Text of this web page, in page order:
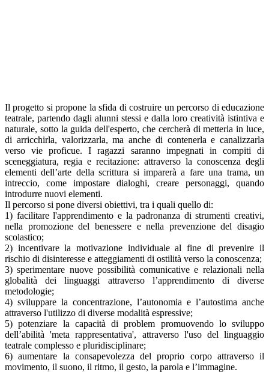
Il progetto si propone la sfida di costruire un percorso di educazione
teatrale, partendo dagli alunni stessi e dalla loro creatività istintiva e
naturale, sotto la guida dell'esperto, che cercherà di metterla in luce,
di arricchirla, valorizzarla, ma anche di contenerla e canalizzarla
verso vie proficue. I ragazzi saranno impegnati in compiti di
sceneggiatura, regia e recitazione: attraverso la conoscenza degli
elementi dell’arte della scrittura si imparerà a fare una trama, un
intreccio, come impostare dialoghi, creare personaggi, quando
introdurre nuovi elementi.
Il percorso si pone diversi obiettivi, tra i quali quello di:
1) facilitare l'apprendimento e la padronanza di strumenti creativi,
nella promozione del benessere e nella prevenzione del disagio
scolastico;
2) incentivare la motivazione individuale al fine di prevenire il
rischio di disinteresse e atteggiamenti di ostilità verso la conoscenza;
3) sperimentare nuove possibilità comunicative e relazionali nella
globalità dei linguaggi attraverso l’apprendimento di diverse
metodologie;
4) sviluppare la concentrazione, l’autonomia e l’autostima anche
attraverso l'utilizzo di diverse modalità espressive;
5) potenziare la capacità di problem promuovendo lo sviluppo
dell’abilità 'meta rappresentativa', attraverso l'uso del linguaggio
teatrale complesso e pluridisciplinare;
6) aumentare la consapevolezza del proprio corpo attraverso il
movimento, il suono, il ritmo, il gesto, la parola e l’immagine.